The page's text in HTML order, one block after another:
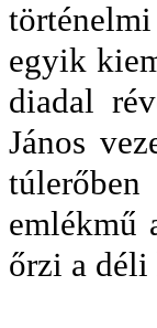
egyik
diadal
János
emlékmű
őrzi a déli